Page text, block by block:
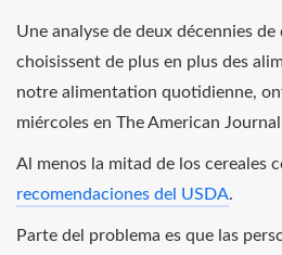
Une analyse de deux décennies
choisissent de plus en plus des
notre alimentation quotidienne,
miércoles en The American
Al menos la mitad de los cereales
recomendaciones del USDA.
Parte del problema es que las